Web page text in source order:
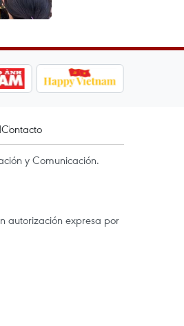
Contacto
y Comunicación.
autorización expresa por